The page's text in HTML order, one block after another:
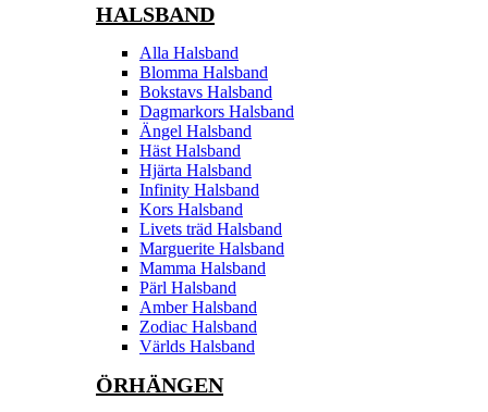
HALSBAND
Alla Halsband
Blomma Halsband
Bokstavs Halsband
Dagmarkors Halsband
Ängel Halsband
Häst Halsband
Hjärta Halsband
Infinity Halsband
Kors Halsband
Livets träd Halsband
Marguerite Halsband
Mamma Halsband
Pärl Halsband
Amber Halsband
Zodiac Halsband
Världs Halsband
ÖRHÄNGEN